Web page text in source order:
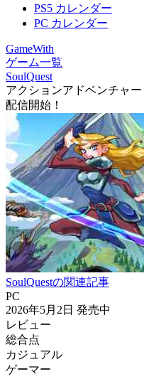
PS5 カレンダー
PC カレンダー
GameWith
ゲーム一覧
SoulQuest
アクションアドベンチャー
配信開始！
SoulQuestの関連記事
PC
2026年5月2日 発売中
レビュー
総合点
カジュアル
ゲーマー